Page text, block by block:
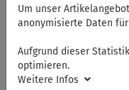
Schraubendreher
Um unser
anonymisierte Daten
Aufgrund dieser
optimieren.
Weitere Infos